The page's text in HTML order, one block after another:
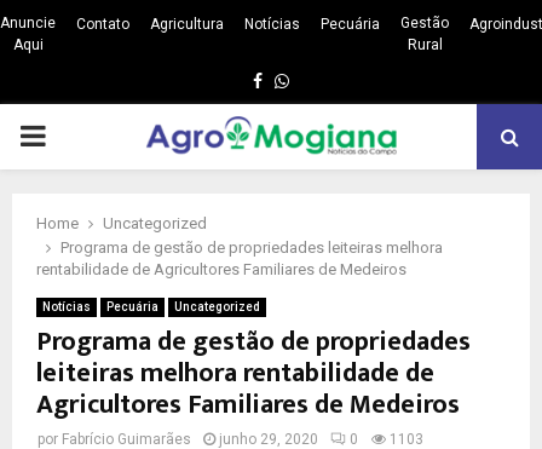
Anuncie
Aqui
Contato Agricultura Notícias Pecuária
Gestão
Rural
Facebook
Whatsapp
PRIMARY
Home
Uncategorized
Programa de gestão de propriedades leiteiras melhora
rentabilidade de Agricultores Familiares de Medeiros
Notícias Pecuária Uncategorized
Programa de gestão de propriedades
leiteiras melhora rentabilidade de
Agricultores Familiares de Medeiros
por Fabrício Guimarães junho 29, 2020 0 1103